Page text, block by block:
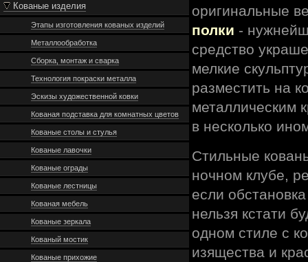
Кованые изделия
Этапы изготовления кованых изделий
Металлообработка
Сборка, монтаж и сварка
Технология покраски металла
Эскизы художественной ковки
Кованая подставка для комнатных цветов
Кованые столы и стулья
Кованые лавочки
Кованые ограды
Кованые лестницы
Кованая мебель
Кованые зеркала
Кованый мостик
Кованые прихожие
оригинальные
полки -
средство
мелкие
разместить на
металлическим
в несколько
Стильные
ночном клубе,
если
нельзя кстати
одном стиле с
изящества и